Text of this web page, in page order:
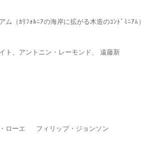
ム（ｶﾘﾌｫﾙﾆｱの海岸に拡がる木造のｺﾝﾄﾞﾐﾆｱﾑ）
ト、アントニン・レーモンド、 遠藤新
・ローエ フィリップ・ジョンソン